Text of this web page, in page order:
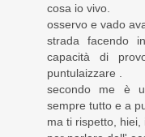
cosa io vivo.
osservo e vado
strada facendo
capacità di
puntulaizzare .
secondo me è
sempre tutto e a
ma ti rispetto, hiei,